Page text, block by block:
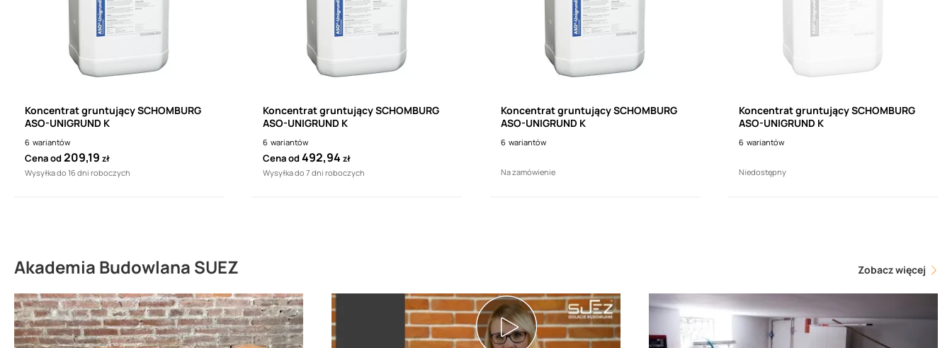
Koncentrat gruntujący SCHOMBURG
ASO-UNIGRUND K
6 wariantów
Cena od209,19 zł
Wysyłka do 16 dni roboczych
Koncentrat gruntujący SCHOMBURG
ASO-UNIGRUND K
6 wariantów
Cena od492,94 zł
Wysyłka do 7 dni roboczych
Koncentrat gruntujący SCHOMBURG
ASO-UNIGRUND K
6 wariantów
Na zamówienie
Koncentrat gruntujący SCHOMBURG
ASO-UNIGRUND K
6 wariantów
Niedostępny
Akademia Budowlana SUEZ Zobacz więcej